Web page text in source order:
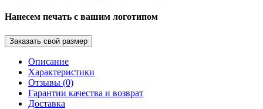
Нанесем печать с вашим логотипом
Заказать свой размер
Описание
Характеристики
Отзывы (0)
Гарантии качества и возврат
Доставка